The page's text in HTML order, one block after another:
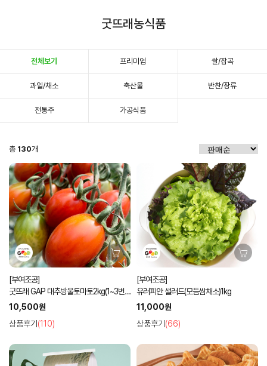
굿뜨래농식품
전체보기 프리미엄 쌀/잡곡
과일/채소 축산물 반찬/장류
전통주 가공식품
총 130개
[부여조공]
굿뜨래 GAP 대추방울토마토2kg(1~3번
과 램덤과)
10,500원
상품후기 (110)
[부여조공]
유러피안 샐러드(모듬쌈채소)1kg
11,000원
상품후기 (66)